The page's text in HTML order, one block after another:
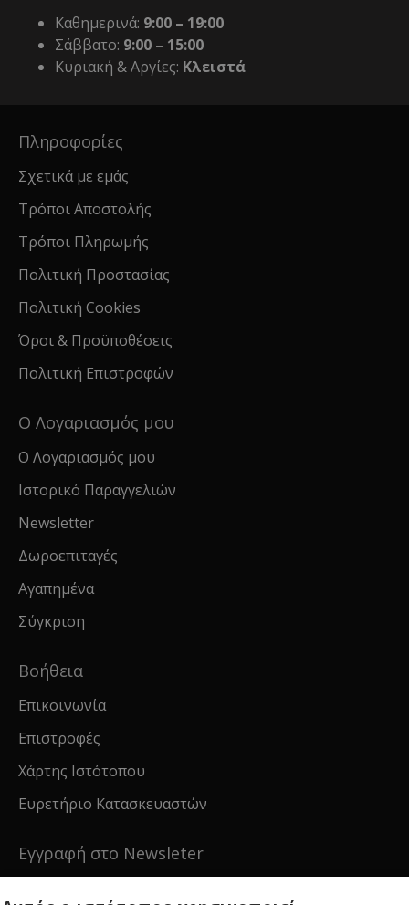
Καθημερινά: 9:00 – 19:00
Σάββατο: 9:00 – 15:00
Κυριακή & Αργίες: Κλειστά
Πληροφορίες
Σχετικά με εμάς
Τρόποι Αποστολής
Τρόποι Πληρωμής
Πολιτική Προστασίας
Πολιτική Cookies
Όροι & Προϋποθέσεις
Πολιτική Επιστροφών
Ο Λογαριασμός μου
Ο Λογαριασμός μου
Ιστορικό Παραγγελιών
Newsletter
Δωροεπιταγές
Αγαπημένα
Σύγκριση
Βοήθεια
Επικοινωνία
Επιστροφές
Χάρτης Ιστότοπου
Ευρετήριο Κατασκευαστών
Εγγραφή στο Newsleter
Εγγραφείτε για νέα και ειδικές προσφορές!